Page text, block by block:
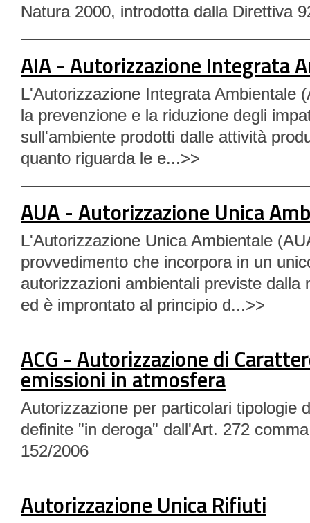
Natura 2000, introdotta dalla Direttiva
AIA - Autorizzazione Integrata
L'Autorizzazione Integrata Ambientale
la prevenzione e la riduzione degli
sull'ambiente prodotti dalle attività
quanto riguarda le e...>>
AUA - Autorizzazione Unica
L'Autorizzazione Unica Ambientale
provvedimento che incorpora in un
autorizzazioni ambientali previste dalla
ed è improntato al principio d...>>
ACG - Autorizzazione di
emissioni in atmosfera
Autorizzazione per particolari tipologie
definite "in deroga" dall'Art. 272
152/2006
Autorizzazione Unica Rifiuti